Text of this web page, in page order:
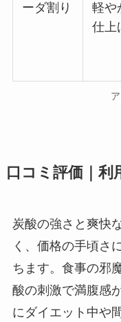
ーダ割り
軽や
仕上
口コミ評価｜
炭酸の強さと爽快
く、価格の手頃さ
ちます。食事の邪
酸の刺激で満腹感
にダイエット中や